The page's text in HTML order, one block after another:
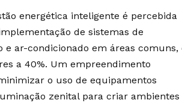
energética inteligente é percebida
de sistemas de
ar-condicionado em áreas comuns,
a 40%. Um empreendimento
o uso de equipamentos
zenital para criar ambientes